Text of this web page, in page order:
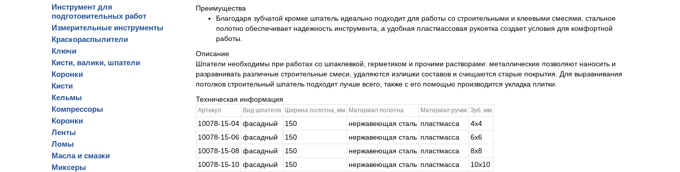
Инструмент для
подготовительных работ
Измерительные инструменты
Краскораспылители
Ключи
Кисти, валики, шпатели
Коронки
Кисти
Кельмы
Компрессоры
Коронки
Ленты
Ломы
Масла и смазки
Миксеры
Преимущества
Благодаря зубчатой кромке шпатель идеально подходит для работы со строительными и клеевыми смесями, стальное
полотно обеспечивает надежность инструмента, а удобная пластмассовая рукоятка создает условия для комфортной
работы.
Описание
Шпатели необходимы при работах со шпаклевкой, герметиком и прочими растворами: металлические позволяют наносить и
разравнивать различные строительные смеси, удаляются излишки составов и счищаются старые покрытия. Для выравнивания
потолков строительный шпатель подходит лучше всего, также с его помощью производится укладка плитки.
Техническая информация
Артикул Вид шпателя Ширина полотна, мм Материал полотна Материал ручки Зуб, мм
10078-15-04 фасадный 150 нержавеющая сталь пластмасса
4х4
10078-15-06 фасадный 150 нержавеющая сталь пластмасса
6х6
10078-15-08 фасадный 150 нержавеющая сталь пластмасса
8х8
10078-15-10 фасадный 150 нержавеющая сталь пластмасса 10х10